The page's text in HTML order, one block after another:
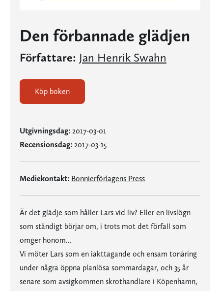
Den förbannade glädjen
Författare: Jan Henrik Swahn
Köp boken
Utgivningsdag: 2017-03-01
Recensionsdag: 2017-03-15
Mediekontakt: Bonnierförlagens Press
Är det glädje som håller Lars vid liv? Eller en livslögn
som ständigt börjar om, i trots mot det förfall som
omger honom...
Vi möter Lars som en iakttagande och ensam tonåring
under några öppna planlösa sommardagar, och 35 år
senare som avsigkommen skrothandlare i Köpenhamn,